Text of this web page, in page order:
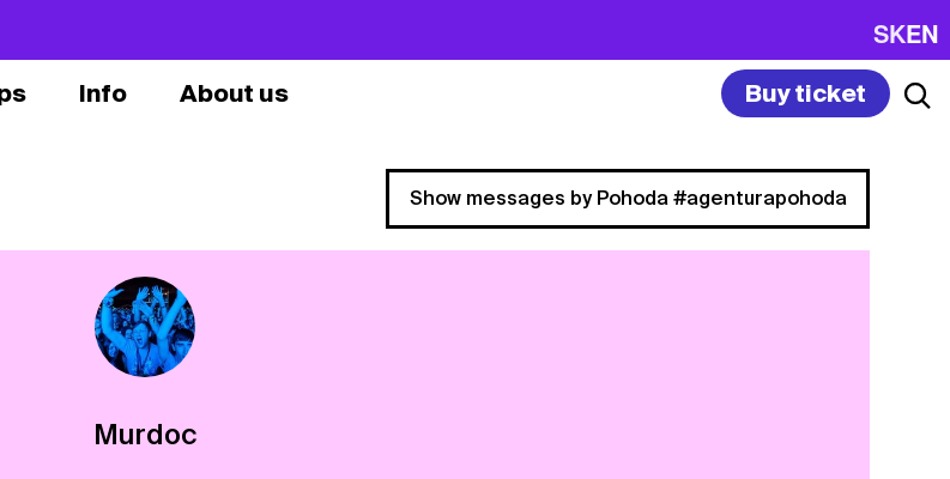
SKEN
Info About us Buy ticket
Show messages by Pohoda #agenturapohoda
Murdoc